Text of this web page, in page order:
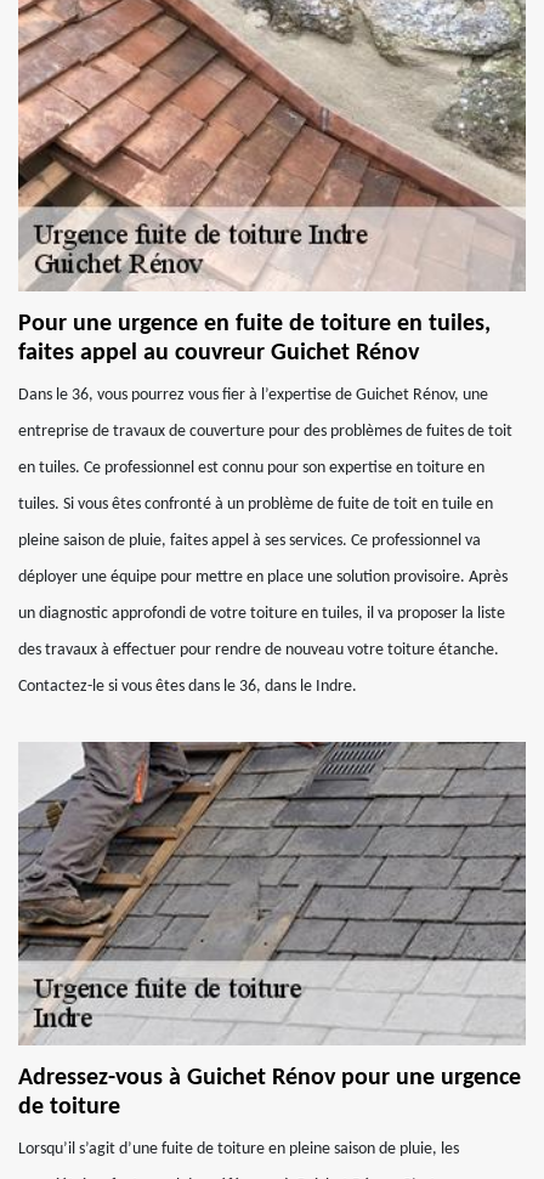
Pour une urgence en fuite de toiture en tuiles,
faites appel au couvreur Guichet Rénov
Dans le 36, vous pourrez vous fier à l’expertise de Guichet Rénov, une
entreprise de travaux de couverture pour des problèmes de fuites de toit
en tuiles. Ce professionnel est connu pour son expertise en toiture en
tuiles. Si vous êtes confronté à un problème de fuite de toit en tuile en
pleine saison de pluie, faites appel à ses services. Ce professionnel va
déployer une équipe pour mettre en place une solution provisoire. Après
un diagnostic approfondi de votre toiture en tuiles, il va proposer la liste
des travaux à effectuer pour rendre de nouveau votre toiture étanche.
Contactez-le si vous êtes dans le 36, dans le Indre.
Adressez-vous à Guichet Rénov pour une urgence
de toiture
Lorsqu’il s’agit d’une fuite de toiture en pleine saison de pluie, les